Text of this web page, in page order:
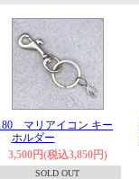
マリアイコン キー
ホルダー
3,500円(税込3,850円)
SOLD OUT